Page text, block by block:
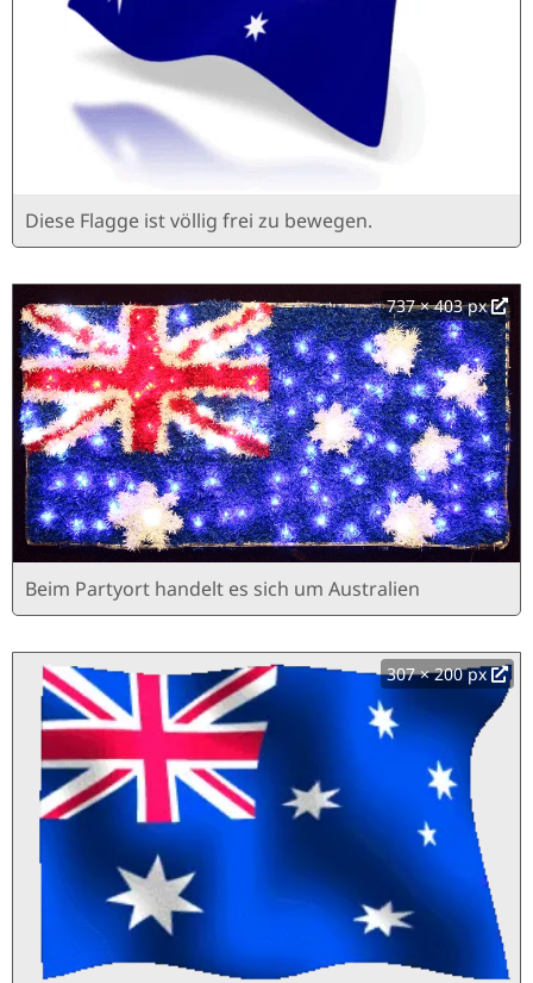
Diese Flagge ist völlig frei zu bewegen.
737 × 403 px
Beim Partyort handelt es sich um Australien
307 × 200 px